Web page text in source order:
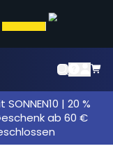
| 20 %
ab 60 €